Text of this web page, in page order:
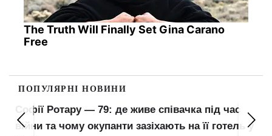
The Truth Will Finally Set Gina Carano
Free
ПОПУЛЯРНІ НОВИНИ
Софії Ротару — 79: де живе співачка під час
війни та чому окупанти зазіхають на її готель у